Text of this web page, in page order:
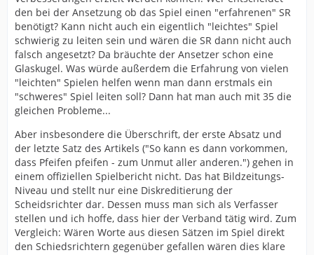
den bei der Ansetzung ob das Spiel einen "erfahrenen" SR
benötigt? Kann nicht auch ein eigentlich "leichtes" Spiel
schwierig zu leiten sein und wären die SR dann nicht auch
falsch angesetzt? Da bräuchte der Ansetzer schon eine
Glaskugel. Was würde außerdem die Erfahrung von vielen
"leichten" Spielen helfen wenn man dann erstmals ein
"schweres" Spiel leiten soll? Dann hat man auch mit 35 die
gleichen Probleme...
Aber insbesondere die Überschrift, der erste Absatz und
der letzte Satz des Artikels ("So kann es dann vorkommen,
dass Pfeifen pfeifen - zum Unmut aller anderen.") gehen in
einem offiziellen Spielbericht nicht. Das hat Bildzeitungs-
Niveau und stellt nur eine Diskreditierung der
Scheidsrichter dar. Dessen muss man sich als Verfasser
stellen und ich hoffe, dass hier der Verband tätig wird. Zum
Vergleich: Wären Worte aus diesen Sätzen im Spiel direkt
den Schiedsrichtern gegenüber gefallen wären dies klare